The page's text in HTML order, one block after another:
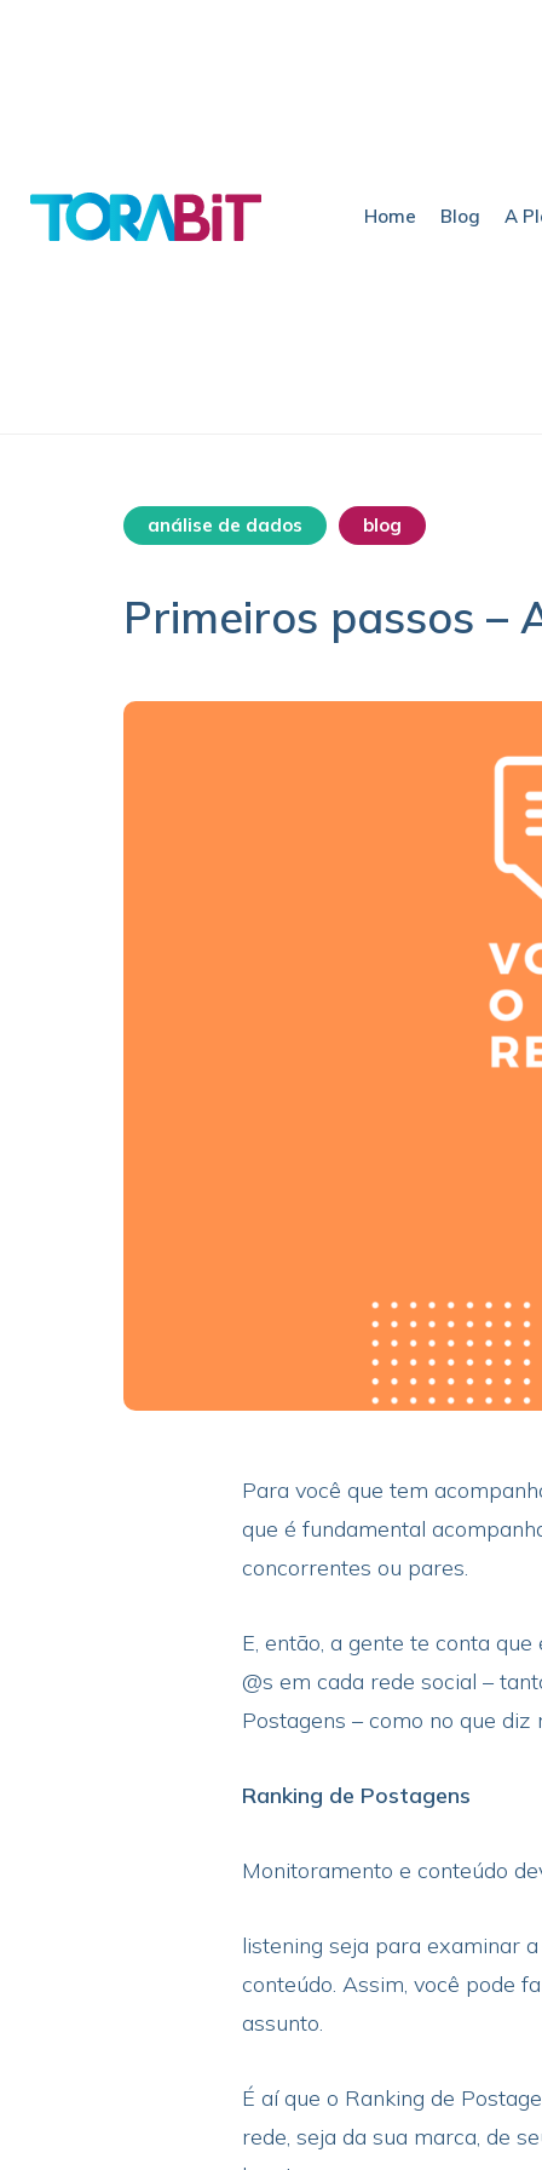
Home Blog A
análise de dados blog
Primeiros passos –
Para você que tem
que é fundamental
concorrentes ou pares.
E, então, a gente te conta
@s em cada rede social –
Postagens – como no que
Ranking de Postagens
Monitoramento e conteúdo
listening seja para examinar
conteúdo. Assim, você pode
assunto.
É aí que o Ranking de
rede, seja da sua marca, de